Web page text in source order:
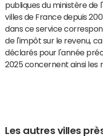
publiques du ministère de
villes de France depuis
dans ce service
de l'impôt sur le revenu,
déclarés pour l'année
2025 concernent ainsi les
Les autres villes